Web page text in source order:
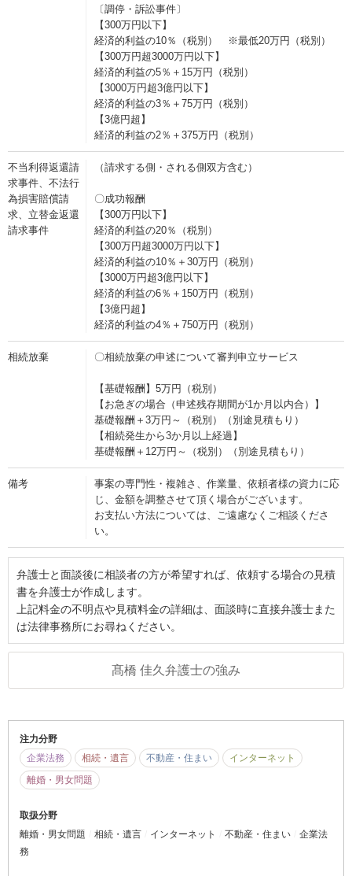
〔調停・訴訟事件〕
【300万円以下】
経済的利益の10％（税別） ※最低20万円（税別）
【300万円超3000万円以下】
経済的利益の5％＋15万円（税別）
【3000万円超3億円以下】
経済的利益の3％＋75万円（税別）
【3億円超】
経済的利益の2％＋375万円（税別）
不当利得返還請
求事件、不法行
為損害賠償請
求、立替金返還
請求事件
（請求する側・される側双方含む）
〇成功報酬
【300万円以下】
経済的利益の20％（税別）
【300万円超3000万円以下】
経済的利益の10％＋30万円（税別）
【3000万円超3億円以下】
経済的利益の6％＋150万円（税別）
【3億円超】
経済的利益の4％＋750万円（税別）
相続放棄 〇相続放棄の申述について審判申立サービス
【基礎報酬】5万円（税別）
【お急ぎの場合（申述残存期間が1か月以内合）】
基礎報酬＋3万円～（税別）（別途見積もり）
【相続発生から3か月以上経過】
基礎報酬＋12万円～（税別）（別途見積もり）
備考
事案の専門性・複雑さ、作業量、依頼者様の資力に応
じ、金額を調整させて頂く場合がございます。
お支払い方法については、ご遠慮なくご相談くださ
い。
弁護士と面談後に相談者の方が希望すれば、依頼する場合の見積
書を弁護士が作成します。
上記料金の不明点や見積料金の詳細は、面談時に直接弁護士また
は法律事務所にお尋ねください。
髙橋 佳久弁護士の強み
注力分野
企業法務
相続・遺言 不動産・住まい
インターネット
離婚・男女問題
取扱分野
離婚・男女問題
相続・遺言 インターネット 不動産・住まい
企業法
務